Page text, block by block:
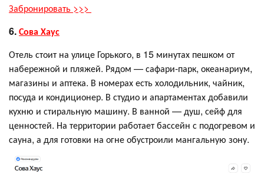
Забронировать >>>
6.Сова Хаус
Отель стоит на улице Горького, в 15 минутах пешком от
набережной и пляжей. Рядом — сафари-парк, океанариум,
магазины и аптека. В номерах есть холодильник, чайник,
посуда и кондиционер. В студио и апартаментах добавили
кухню и стиральную машину. В ванной — душ, сейф для
ценностей. На территории работает бассейн с подогревом и
сауна, а для готовки на огне обустроили мангальную зону.